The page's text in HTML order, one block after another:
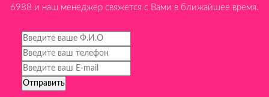
6988 и наш менеджер свяжется с Вами в ближайшее время.